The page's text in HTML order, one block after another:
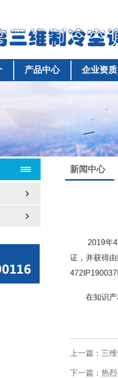
产品中心 企业资质
新闻中心
2019年
证，并获得
在知识产权
上一篇：三
下一篇：热